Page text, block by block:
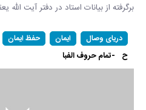
برگرفته از بیانات استاد در دفتر آیت الله
دریای وصال ایمان حفظ ایمان
ح -تمام حروف الفبا